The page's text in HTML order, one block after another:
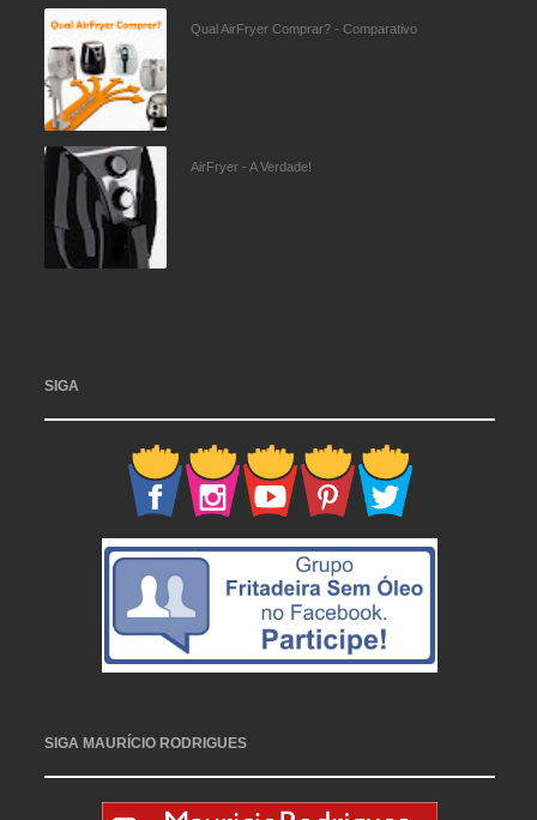
Qual AirFryer Comprar? - Comparativo
AirFryer - A Verdade!
SIGA
SIGA MAURÍCIO RODRIGUES